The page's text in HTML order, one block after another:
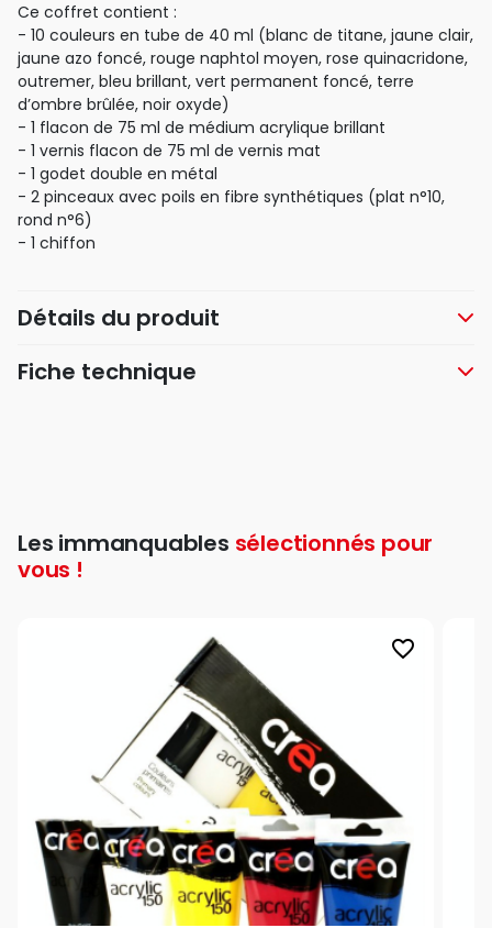
Ce coffret contient :
- 10 couleurs en tube de 40 ml (blanc de titane, jaune clair,
jaune azo foncé, rouge naphtol moyen, rose quinacridone,
outremer, bleu brillant, vert permanent foncé, terre
d’ombre brûlée, noir oxyde)
- 1 flacon de 75 ml de médium acrylique brillant
- 1 vernis flacon de 75 ml de vernis mat
- 1 godet double en métal
- 2 pinceaux avec poils en fibre synthétiques (plat n°10,
rond n°6)
- 1 chiffon
Détails du produit
Fiche technique
Les immanquables sélectionnés pour
vous !
favorite_border